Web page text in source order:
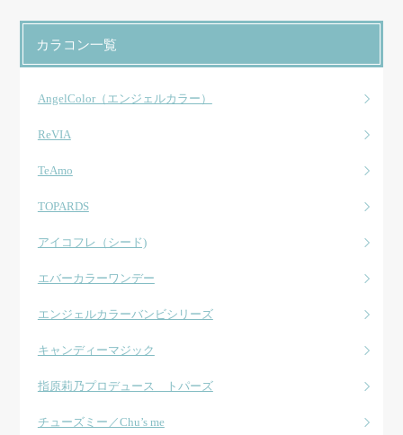
カラコン一覧
AngelColor（エンジェルカラー）
ReVIA
TeAmo
TOPARDS
アイコフレ（シード)
エバーカラーワンデー
エンジェルカラーバンビシリーズ
キャンディーマジック
指原莉乃プロデュース トパーズ
チューズミー／Chu’s me